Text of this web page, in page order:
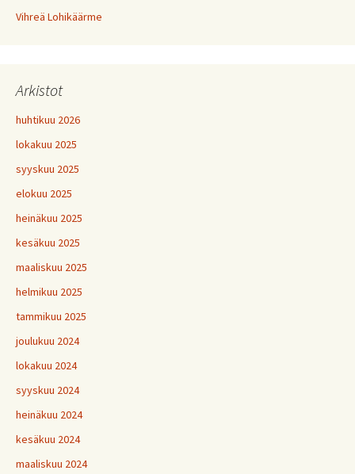
Vihreä Lohikäärme
Arkistot
huhtikuu 2026
lokakuu 2025
syyskuu 2025
elokuu 2025
heinäkuu 2025
kesäkuu 2025
maaliskuu 2025
helmikuu 2025
tammikuu 2025
joulukuu 2024
lokakuu 2024
syyskuu 2024
heinäkuu 2024
kesäkuu 2024
maaliskuu 2024